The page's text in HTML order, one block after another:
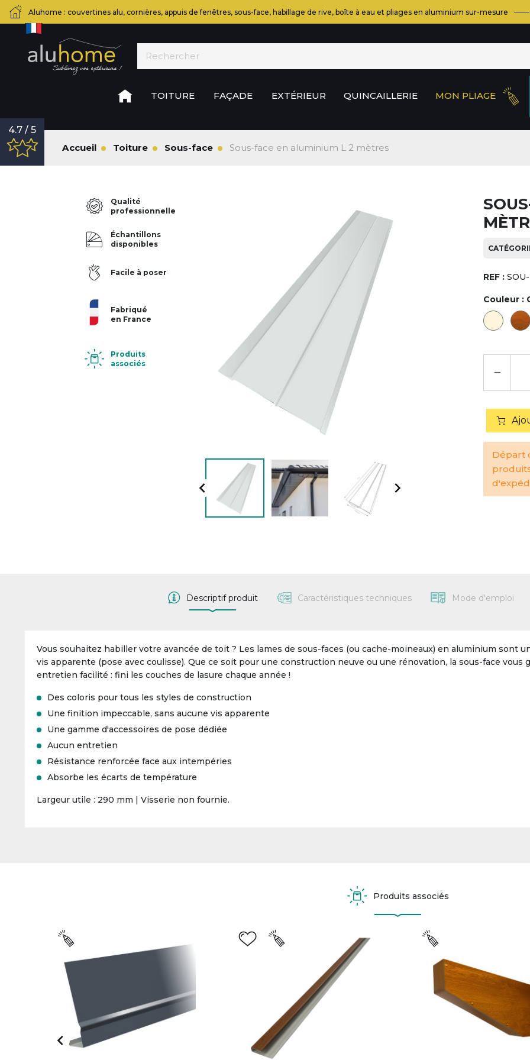
Aluhome : couvertines alu, cornières, appuis de fenêtres, sous-face, habillage de rive, boîte à eau et pliages en aluminium sur-mesure
TOITURE FAÇADE EXTÉRIEUR QUINCAILLERIE MON PLIAGE
4.7 / 5
Accueil
Toiture Sous-face Sous-face en aluminium L 2 mètres
Qualité
professionnelle
Échantillons
disponibles
Facile à poser
Fabriqué
en France
Produits
associés
 
REF :
Couleur :
−
Départ
Descriptif produit Caractéristiques techniques Mode d'emploi
Vous souhaitez habiller votre avancée de toit ? Les lames de sous-faces (ou cache-moineaux) en aluminium sont
vis apparente (pose avec coulisse). Que ce soit pour une construction neuve ou une rénovation, la sous-face
entretien facilité : fini les couches de lasure chaque année !
Des coloris pour tous les styles de construction
Une finition impeccable, sans aucune vis apparente
Une gamme d'accessoires de pose dédiée
Aucun entretien
Résistance renforcée face aux intempéries
Absorbe les écarts de température
Largeur utile : 290 mm | Visserie non fournie.
Produits associés
